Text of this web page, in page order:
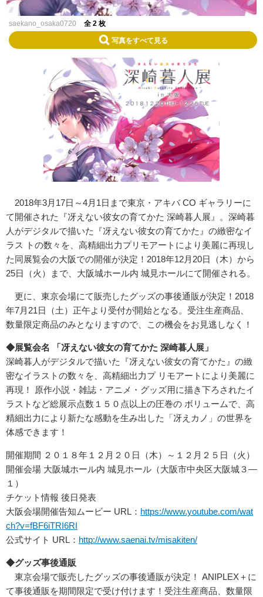
saekano_osaka0720 全 2 枚
写真をすべて見る
2018年3月17日～4月1日まで東京・アキバ CO ギャラリーに
て開催された『冴えない彼女の育てかた 深崎暮人展』。深崎暮
人がデジタルで描いた『冴えない彼女の育てかた』の緻密なイ
ラス トの数々を、高精細出力プリモアートにより美麗に再現し
た同展覧会の大阪での開催が決定！2018年12月20日（木）から
25日（火）まで、大阪城ホール内 城見ホールにて開催される。
更に、東京会場にて販売したグッズの事後通販が決定！2018
年7月21日（土）正午より受付が開始となる。受注生産商品、
数量限定商品のみとなりますので、この機会をお見逃しなく！
◆展覧会名 「冴えない彼女の育てかた 深崎暮人展」
深崎暮人がデジタルで描いた『冴えない彼女の育てかた』の緻
密なイラストの数々を、高精細出力プ リモアートにより美麗に
再現！ 原作小説・雑誌・アニメ・グッズ用に描き下ろされたイ
ラストなど総展示点数１５０点以上の圧巻の ボリュームで、高
精細出力により新たな感動を生み出した「冴えカノ」の世界を
体感できます！
開催期間 ２０１８年１２月２０日（木）～１２月２５日（火）
開催会場 大阪城ホール内 城見ホール（大阪市中央区大阪城３―
１）
チケット情報 後日発表
大阪会場開催告知ムービー URL： https://www.youtube.com/wat
ch?v=fBF6iTRI6RI
公式サイト URL： http://www.saenai.tv/misakiten/
◆グッズ事後通販
東京会場で販売したグッズの事後通販が決定！ ANIPLEX＋に
て事後通販を期間限定で受け付けます！受注生産商品、数量限